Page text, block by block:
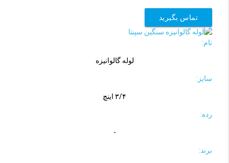
تماس بگیرید
نام:
لوله گالوانیزه
سایز:
۳/۴ اینچ
رده:
-
برند: